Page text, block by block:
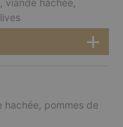
hachée,
hachée, pommes de